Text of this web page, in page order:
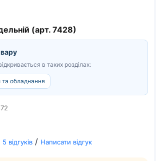
(арт. 7428)
в таких розділах:
та обладнання
5 відгуків / Написати відгук